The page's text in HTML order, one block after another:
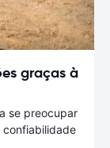
graças à
se preocupar
confiabilidade